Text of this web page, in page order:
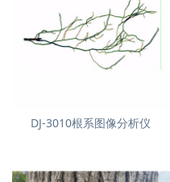
DJ-3010根系图像分析仪